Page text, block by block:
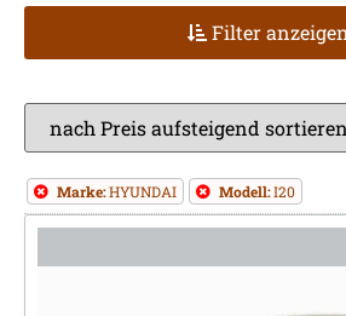
Filter
Marke:HYUNDAI Modell:I20